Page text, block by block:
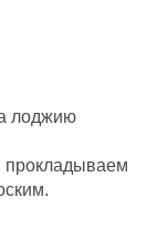
лоджию
прокладываем